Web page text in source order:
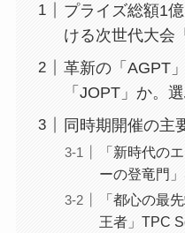
プライズ総額1
ける次世代大会
革新の「AGPT
「JOPT」か。
同時期開催の主
「新時代の
ーの登竜門
「都心の最
王者」TPC